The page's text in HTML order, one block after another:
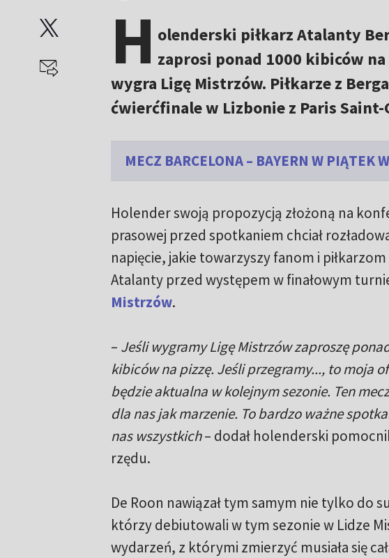
H olenderski piłkarz Atalanty
zaprosi ponad 1000 kibiców
wygra Ligę Mistrzów. Piłkarze z
ćwierćfinale w Lizbonie z Paris Saint-
MECZ BARCELONA – BAYERN W PIĄTEK
Holender swoją propozycją złożoną na
prasowej przed spotkaniem chciał
napięcie, jakie towarzyszy fanom i piłkarzom
Atalanty przed występem w finałowym
Mistrzów.
– Jeśli wygramy Ligę Mistrzów zaproszę
kibiców na pizzę. Jeśli przegramy..., to moja
będzie aktualna w kolejnym sezonie. Ten
dla nas jak marzenie. To bardzo ważne
nas wszystkich– dodał holenderski
rzędu.
De Roon nawiązał tym samym nie tylko do
którzy debiutowali w tym sezonie w Lidze
wydarzeń, z którymi zmierzyć musiała się